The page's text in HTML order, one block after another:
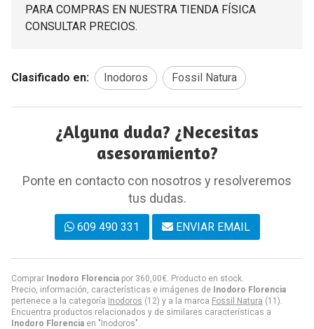
Comprar Inodoro Florencia por 360,00€. Producto en stock.
Precio, información, características e imágenes de Inodoro Florencia
pertenece a la categoría Inodoros (12) y a la marca Fossil Natura (11).
Encuentra productos relacionados y de similares características a
Inodoro Florencia en "Inodoros".
PARA COMPRAS EN NUESTRA TIENDA FÍSICA
CONSULTAR PRECIOS.
Clasificado en: Inodoros Fossil Natura
¿Alguna duda? ¿Necesitas
asesoramiento?
Ponte en contacto con nosotros y resolveremos
tus dudas.
609 490 331 ENVIAR EMAIL